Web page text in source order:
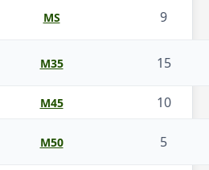
MS 9
M35 15
M45 10
M50 5